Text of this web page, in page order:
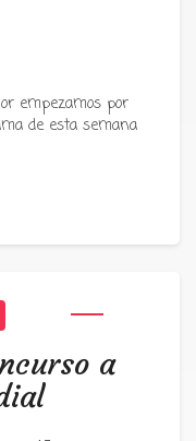
empezamos por
de esta semana
a